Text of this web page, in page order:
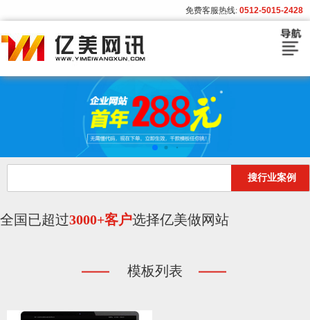
免费客服热线: 0512-5015-2428
模板展示
搜行业案例
全国已超过3000+客户选择亿美做网站
模板列表